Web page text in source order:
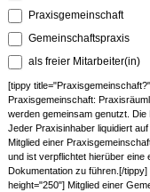
Praxisgemeinschaft
Gemeinschaftspraxis
als freier Mitarbeiter(in)
[tippy title="Praxisgemeinschaft?"
Praxisgemeinschaft: Praxisräumlichkeiten, Einrichtungen und/oder Gerätschaften
werden gemeinsam genutzt. Die
Jeder Praxisinhaber liquidiert
Mitglied einer
und ist verpflichtet hierüber eine
Dokumentation zu führen.[/
height="250"] Mitglied einer